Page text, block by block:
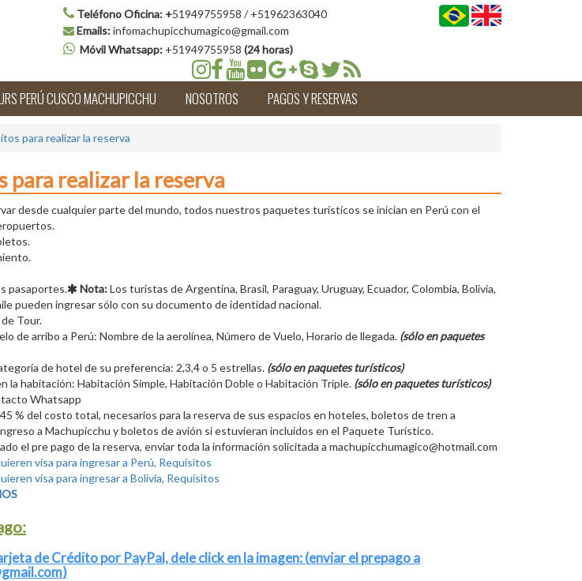
Teléfono Oficina: +51949755958 / +51962363040
Emails:infomachupicchumagico@gmail.com
Móvil Whatsapp: +51949755958 (24 horas)
PERÚ CUSCO MACHUPICCHU NOSOTROS PAGOS Y RESERVAS
para realizar la reserva
para realizar la reserva
desde cualquier parte del mundo, todos nuestros paquetes turísticos se inician en Perú con el
pasaportes.
Nota:Los turistas de Argentina, Brasil, Paraguay, Uruguay, Ecuador, Colombia, Bolivia,
pueden ingresar sólo con su documento de identidad nacional.
Tour.
de arribo a Perú: Nombre de la aerolínea, Número de Vuelo, Horario de llegada. (sólo en paquetes
de hotel de su preferencia: 2,3,4 o 5 estrellas. (sólo en paquetes turísticos)
la habitación: Habitación Simple, Habitación Doble o Habitación Triple. (sólo en paquetes turísticos)
Whatsapp
% del costo total, necesarios para la reserva de sus espacios en hoteles, boletos de tren a
a Machupicchu y boletos de avión si estuvieran incluidos en el Paquete Turístico.
el pre pago de la reserva, enviar toda la información solicitada a machupicchumagico@hotmail.com
visa para ingresar a Perú, Requisitos
visa para ingresar a Bolivia, Requisitos
de Crédito por PayPal, dele click en la imagen: (enviar el prepago a
)